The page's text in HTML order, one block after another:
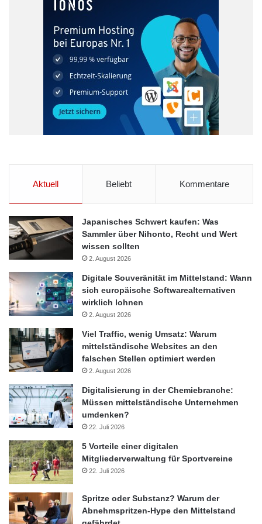
100-prozentige Tochtergesellschaften der GFC Management-
und Beteiligungsgesellschaft mbH. Sitz der Gesellschaft ist
Orginal-Meldung:
http://www.presseportal.de/pm/101435/2161595/gfc-
management-und-beteiligungsgesellschaft-mbh-investiert-
Aktuell Beliebt Kommentare
Japanisches Schwert kaufen: Was
Sammler über Nihonto, Recht und Wert
wissen sollten
2. August 2026
Digitale Souveränität im Mittelstand: Wann
sich europäische Softwarealternativen
wirklich lohnen
2. August 2026
Viel Traffic, wenig Umsatz: Warum
mittelständische Websites an den
falschen Stellen optimiert werden
2. August 2026
Digitalisierung in der Chemiebranche:
Müssen mittelständische Unternehmen
umdenken?
22. Juli 2026
5 Vorteile einer digitalen
Mitgliederverwaltung für Sportvereine
22. Juli 2026
Spritze oder Substanz? Warum der
Abnehmspritzen-Hype den Mittelstand